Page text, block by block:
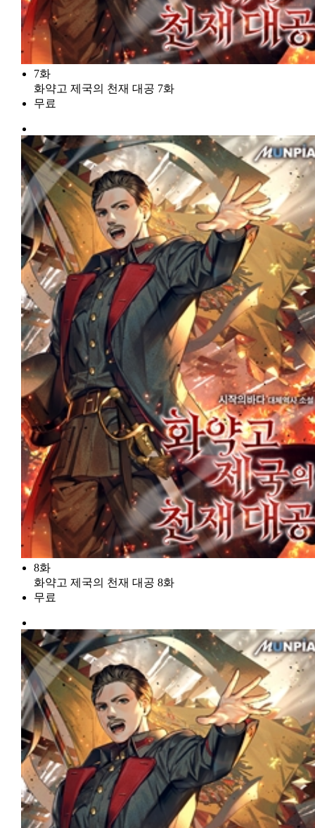
7화
화약고 제국의 천재 대공 7화
무료
8화
화약고 제국의 천재 대공 8화
무료